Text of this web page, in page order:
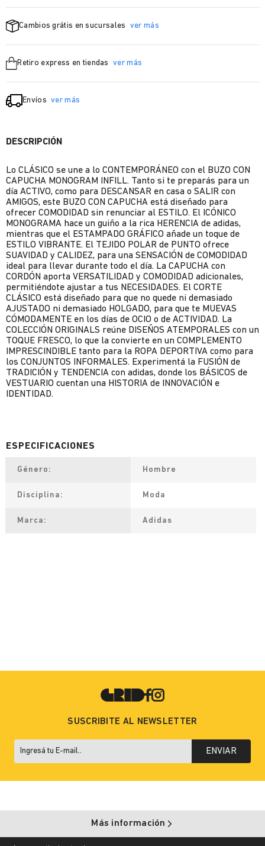
Cambios grátis en sucursales ver más
Retiro express en tiendas ver más
Envíos ver más
DESCRIPCIÓN
Lo CLÁSICO se une a lo CONTEMPORÁNEO con el BUZO CON
CAPUCHA MONOGRAM INFILL. Tanto si te preparás para un
día ACTIVO, como para DESCANSAR en casa o SALIR con
AMIGOS, este BUZO CON CAPUCHA está diseñado para
ofrecer COMODIDAD sin renunciar al ESTILO. El ICÓNICO
MONOGRAMA hace un guiño a la rica HERENCIA de adidas,
mientras que el ESTAMPADO GRÁFICO añade un toque de
ESTILO VIBRANTE. El TEJIDO POLAR de PUNTO ofrece
SUAVIDAD y CALIDEZ, para una SENSACIÓN de COMODIDAD
ideal para llevar durante todo el día. La CAPUCHA con
CORDÓN aporta VERSATILIDAD y COMODIDAD adicionales,
permitiéndote ajustar a tus NECESIDADES. El CORTE
CLÁSICO está diseñado para que no quede ni demasiado
AJUSTADO ni demasiado HOLGADO, para que te MUEVAS
CÓMODAMENTE en los días de OCIO o de ACTIVIDAD. La
COLECCIÓN ORIGINALS reúne DISEÑOS ATEMPORALES con un
TOQUE FRESCO, lo que la convierte en un COMPLEMENTO
IMPRESCINDIBLE tanto para la ROPA DEPORTIVA como para
los CONJUNTOS INFORMALES. Experimentá la FUSIÓN de
TRADICIÓN y TENDENCIA con adidas, donde los BÁSICOS de
VESTUARIO cuentan una HISTORIA de INNOVACIÓN e
IDENTIDAD.
Género Hombre
Disciplina Moda
Marca Adidas
SUSCRIBITE AL NEWSLETTER
ENVIAR
Más información